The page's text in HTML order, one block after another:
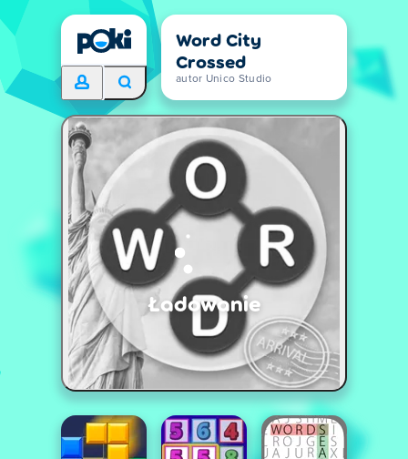
Word City
Crossed
autor Unico Studio
Ładowanie